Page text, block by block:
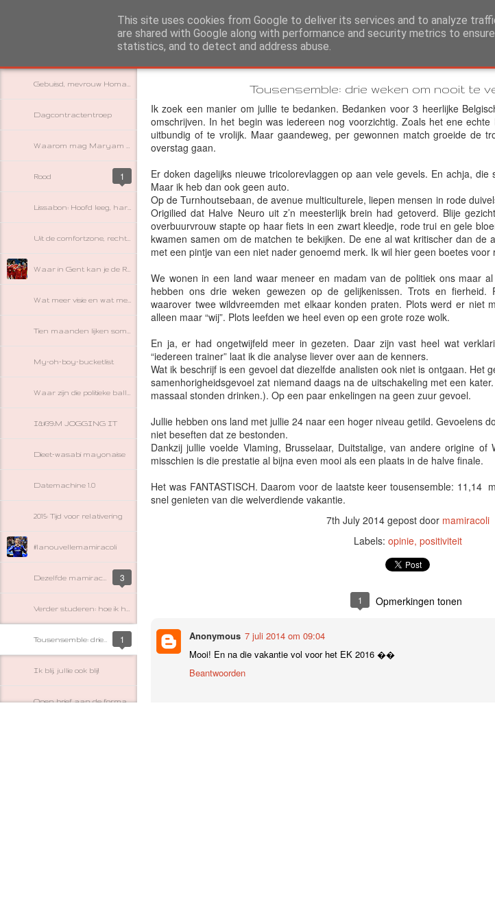
This site uses cookies from Google to deliver its services and to analyze
are shared with Google along with performance and security metrics to
statistics, and to detect and address abuse.
www.mamiracoli.be
Dagcontractentroep
Rood 1
My-oh-boy-bucketlist
I&#39;M JOGGING IT
Dieet-wasabi mayonaise
Datemachine 1.0
2015: Tijd voor relativering
#lanouvellemamiracoli
3
1
Ik blij, jullie ook blij!
Open brief aan de formateurs van de VlaReg
Tousensemble: drie weken om nooit te
Ik zoek een manier om jullie te bedanken. Bedanken voor 3 heerlijke
omschrijven. In het begin was iedereen nog voorzichtig. Zoals het ene
uitbundig of te vrolijk. Maar gaandeweg, per gewonnen match groeide de
overstag gaan.
Er doken dagelijks nieuwe tricolorevlaggen op aan vele gevels. En achja,
Maar ik heb dan ook geen auto.
Op de Turnhoutsebaan, de avenue multiculturele, liepen mensen in rode
Origilied dat Halve Neuro uit z’n meesterlijk brein had getoverd. Blije
overbuurvrouw stapte op haar fiets in een zwart kleedje, rode trui en gele
kwamen samen om de matchen te bekijken. De ene al wat kritischer dan de
met een pintje van een niet nader genoemd merk. Ik wil hier geen boetes voor
We wonen in een land waar meneer en madam van de politiek ons maar
hebben ons drie weken gewezen op de gelijkenissen. Trots en fierheid.
waarover twee wildvreemden met elkaar konden praten. Plots werd er niet
alleen maar “wij”. Plots leefden we heel even op een grote roze wolk.
En ja, er had ongetwijfeld meer in gezeten. Daar zijn vast heel wat
“iedereen trainer” laat ik die analyse liever over aan de kenners.
Wat ik beschrijf is een gevoel dat diezelfde analisten ook niet is ontgaan. Het
samenhorigheidsgevoel zat niemand daags na de uitschakeling met een
massaal stonden drinken.). Op een paar enkelingen na geen zuur gevoel.
Jullie hebben ons land met jullie 24 naar een hoger niveau getild. Gevoelens
niet beseften dat ze bestonden.
Dankzij jullie voelde Vlaming, Brusselaar, Duitstalige, van andere origine
misschien is die prestatie al bijna even mooi als een plaats in de halve finale.
Het was FANTASTISCH. Daarom voor de laatste keer tousensemble: 11,14
snel genieten van die welverdiende vakantie.
7th July 2014 gepost door mamiracoli
Labels: opinie positiviteit
1 Opmerkingen tonen
Anonymous 7 juli 2014 om 09:04
Mooi! En na die vakantie vol voor het EK 2016 ��
Beantwoorden